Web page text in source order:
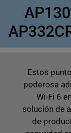
Estos
poderosa
Wi-Fi 6
solución de
de